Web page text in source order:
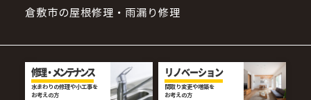
倉敷市の屋根修理・雨漏り修理
修理・メンテナンス
水まわりの修理や小工事を
お考えの方
リノベーション
間取り変更や増築を
お考えの方